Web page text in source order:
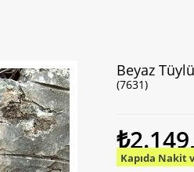
Beyaz
(7631)
Kapıda Nakit